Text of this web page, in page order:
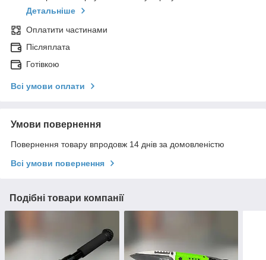
Детальніше
Оплатити частинами
Післяплата
Готівкою
Всі умови оплати
Умови повернення
Повернення товару впродовж 14 днів за домовленістю
Всі умови повернення
Подібні товари компанії